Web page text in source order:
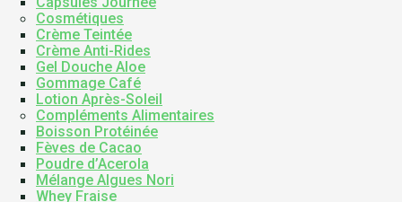
Cosmétiques
Crème Teintée
Crème Anti-Rides
Gel Douche Aloe
Gommage Café
Lotion Après-Soleil
Compléments Alimentaires
Boisson Protéinée
Fèves de Cacao
Poudre d’Acerola
Mélange Algues Nori
Whey Fraise